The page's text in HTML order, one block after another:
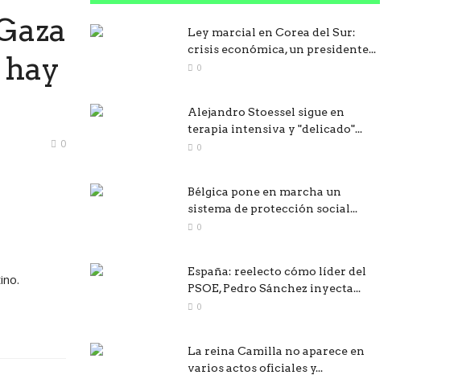
0
Ley marcial en Corea del Sur:
crisis económica, un presidente...
0
Alejandro Stoessel sigue en
terapia intensiva y "delicado"...
0
Bélgica pone en marcha un
sistema de protección social...
0
España: reelecto cómo líder del
PSOE, Pedro Sánchez inyecta...
0
La reina Camilla no aparece en
varios actos oficiales y...